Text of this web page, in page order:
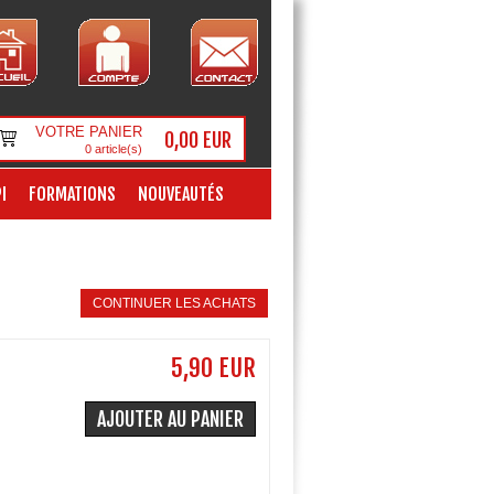
VOTRE PANIER
0article(s) 0,00 EUR
FORMATIONS NOUVEAUTÉS
CONTINUER LES ACHATS
5,90 EUR
AJOUTER AU PANIER